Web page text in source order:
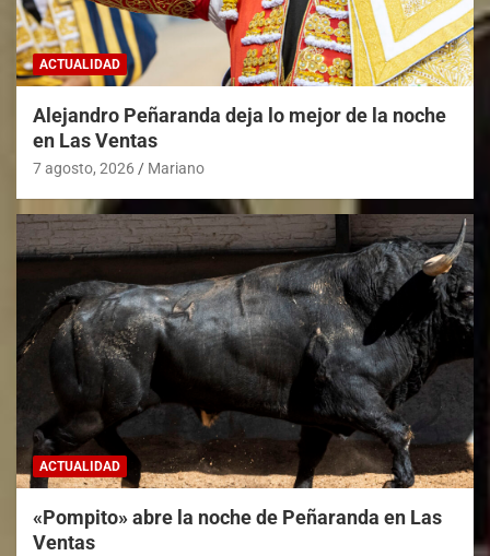
ACTUALIDAD
Alejandro Peñaranda deja lo mejor de la noche
en Las Ventas
7 agosto, 2026 Mariano
ACTUALIDAD
«Pompito» abre la noche de Peñaranda en Las
Ventas